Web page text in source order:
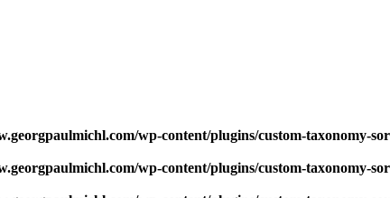
wp-content/plugins/custom-taxonomy-
wp-content/plugins/custom-taxonomy-